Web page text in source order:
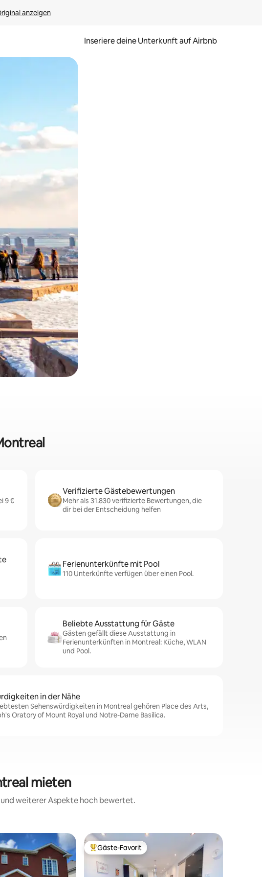
anzeigen
Inseriere deine Unterkunft auf Airbnb
durch Berühren oder Wischgesten.
9 €
Verifizierte Gästebewertungen
Mehr als 31.830 verifizierte Bewertungen, die
dir bei der Entscheidung helfen
Ferienunterkünfte mit Pool
110 Unterkünfte verfügen über einen Pool.
Beliebte Ausstattung für Gäste
Gästen gefällt diese Ausstattung in
Ferienunterkünften in Montreal: Küche, WLAN
und Pool.
in der Nähe
Sehenswürdigkeiten in Montreal gehören Place des Arts,
Oratory of Mount Royal und Notre-Dame Basilica.
mieten
und weiterer Aspekte hoch bewertet.
Beliebter Gäste-Favorit.
Gäste-Favorit